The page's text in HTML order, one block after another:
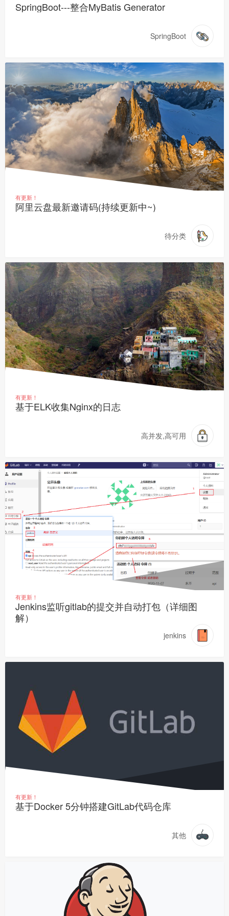
SpringBoot---整合MyBatis Generator
SpringBoot
有更新！
阿里云盘最新邀请码(持续更新中~)
待分类
有更新！
基于ELK收集Nginx的日志
高并发,高可用
有更新！
Jenkins监听gitlab的提交并自动打包（详细图
解）
jenkins
有更新！
基于Docker 5分钟搭建GitLab代码仓库
其他